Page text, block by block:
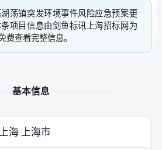
湖荡镇突发环境事件风险应急预案更
项目信息由剑鱼标讯上海招标网为
费查看完整信息。
基本信息
上海 上海市